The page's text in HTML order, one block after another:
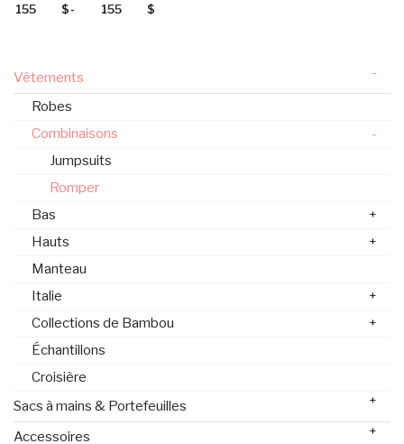
$- $
Vêtements -
Robes
Combinaisons
-
Jumpsuits
Romper
Bas
+
Hauts
+
Manteau
Italie
+
Collections de Bambou
+
Échantillons
Croisière
Sacs à mains & Portefeuilles
+
Accessoires +